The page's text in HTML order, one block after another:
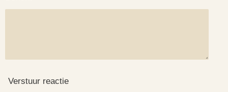
Verstuur reactie